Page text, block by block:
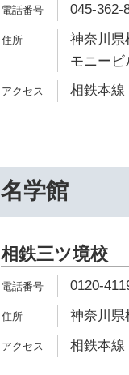
045-362-
神奈川県
モニービ
相鉄本線
名学館
相鉄三ツ境校
0120-
神奈川県
相鉄本線